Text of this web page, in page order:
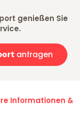
genießen Sie
anfragen
Informationen &